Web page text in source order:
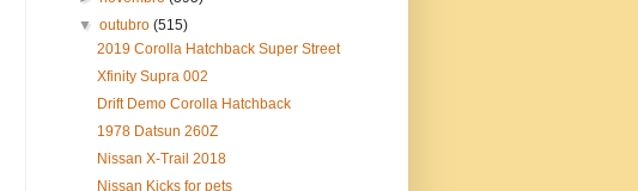
▼outubro(515)
2019 Corolla Hatchback Super Street
Xfinity Supra 002
Drift Demo Corolla Hatchback
1978 Datsun 260Z
Nissan X-Trail 2018
Nissan Kicks for pets